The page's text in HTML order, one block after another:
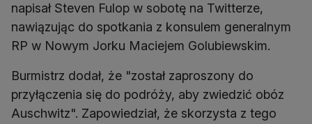
napisał Steven Fulop w sobotę na Twitterze,
nawiązując do spotkania z konsulem generalnym
RP w Nowym Jorku Maciejem Golubiewskim.
Burmistrz dodał, że "został zaproszony do
przyłączenia się do podróży, aby zwiedzić obóz
Auschwitz". Zapowiedział, że skorzysta z tego